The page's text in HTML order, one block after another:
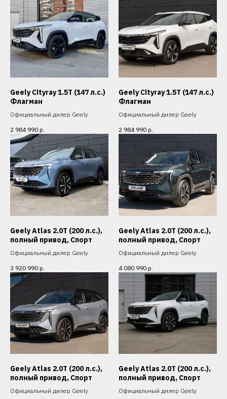
Geely Cityray 1.5T (147 л.с.)
Флагман
Официальный дилер Geely
2 984 990 р.
Geely Cityray 1.5T (147 л.с.)
Флагман
Официальный дилер Geely
2 984 990 р.
Geely Atlas 2.0T (200 л.с.),
полный привод, Спорт
Официальный дилер Geely
3 920 990 р.
Geely Atlas 2.0T (200 л.с.),
полный привод, Спорт
Официальный дилер Geely
4 080 990 р.
Geely Atlas 2.0T (200 л.с.),
полный привод, Спорт
Официальный дилер Geely
Geely Atlas 2.0T (200 л.с.),
полный привод, Спорт
Официальный дилер Geely